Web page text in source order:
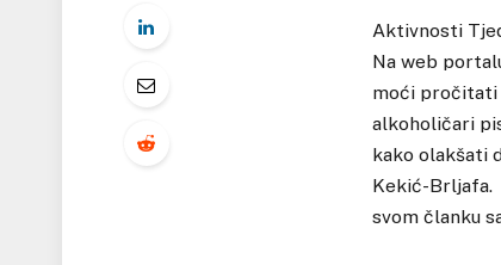
Aktivnosti
Na web
moći pročitati
alkoholičari
kako olakšati
Kekić-Brljafa.
svom članku